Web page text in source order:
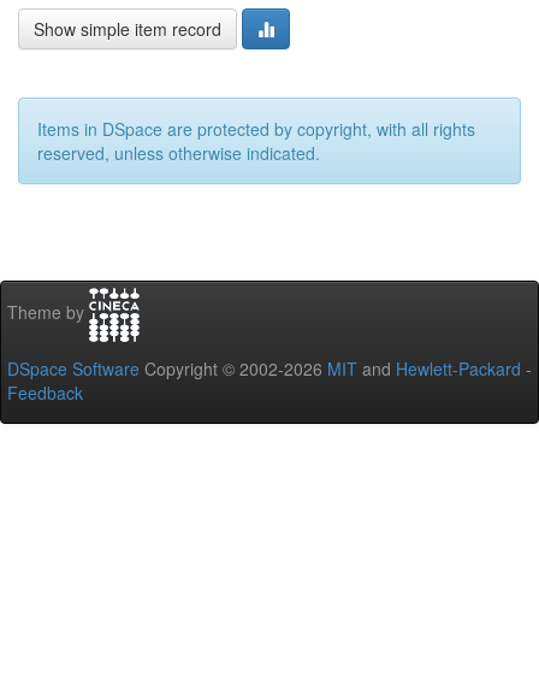
Show simple item record
Items in DSpace are protected by copyright, with all rights
reserved, unless otherwise indicated.
Theme by
DSpace Software Copyright © 2002-2026 MIT and Hewlett-Packard -
Feedback